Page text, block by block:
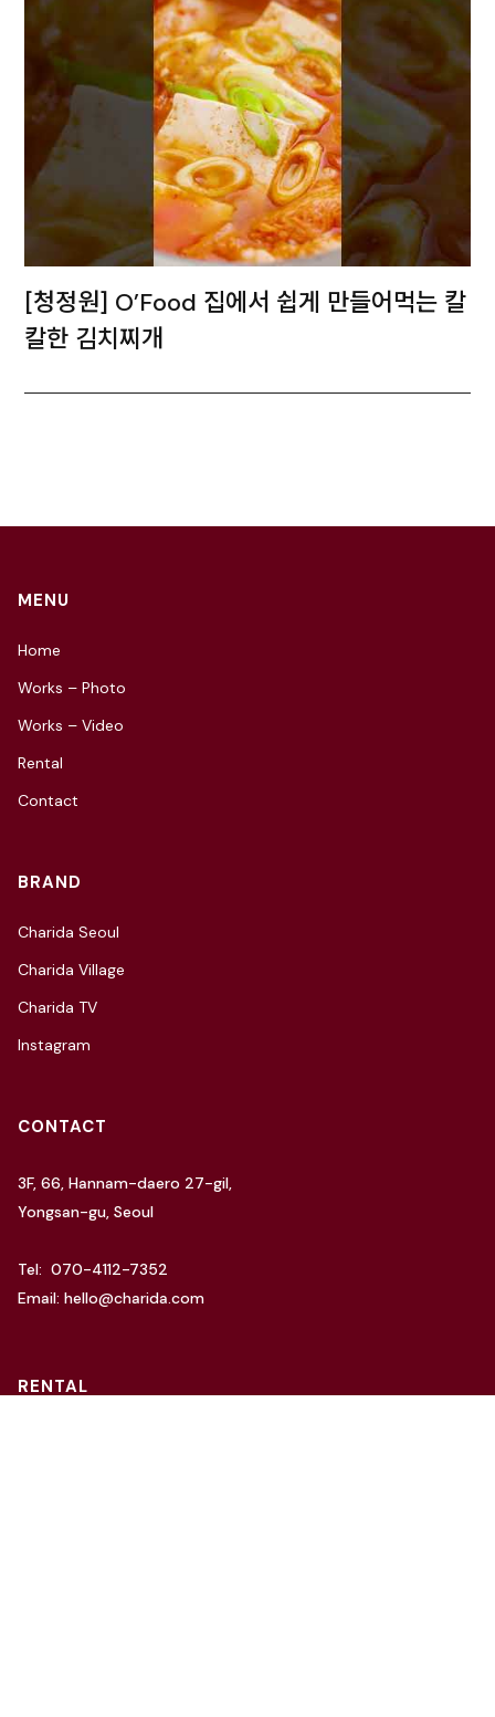
[청정원] O’Food 집에서 쉽게 만들어먹는 칼
칼한 김치찌개
MENU
Home
Works – Photo
Works – Video
Rental
Contact
BRAND
Charida Seoul
Charida Village
Charida TV
Instagram
CONTACT
3F, 66, Hannam-daero 27-gil,
Yongsan-gu, Seoul
Tel: 070-4112-7352
Email: hello@charida.com
RENTAL